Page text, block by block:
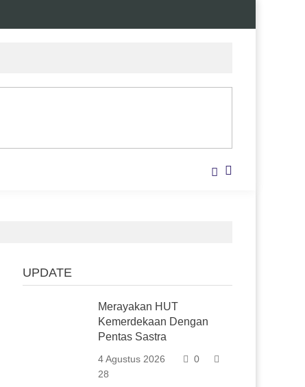
UPDATE
Merayakan HUT
Kemerdekaan Dengan
Pentas Sastra
4 Agustus 2026
0
28